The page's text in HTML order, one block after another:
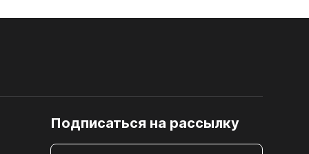
Подписаться на рассылку